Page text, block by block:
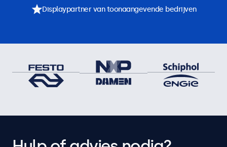
Displaypartner van toonaangevende bedrijven